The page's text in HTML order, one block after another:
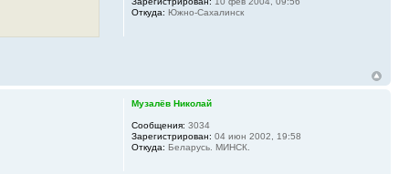
Откуда: Южно-Сахалинск
Музалёв Николай
Сообщения: 3034
Зарегистрирован: 04 июн 2002, 19:58
Откуда: Беларусь. МИНСК.